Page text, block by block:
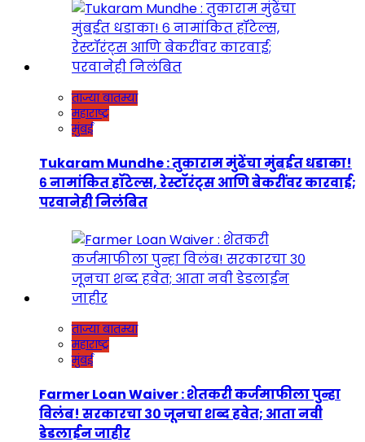
ताज्या बातम्या
महाराष्ट्र
मुंबई
Tukaram Mundhe : तुकाराम मुंढेंचा मुंबईत धडाका!
६ नामांकित हॉटेल्स, रेस्टॉरंट्स आणि बेकरींवर कारवाई;
परवानेही निलंबित
ताज्या बातम्या
महाराष्ट्र
मुंबई
Farmer Loan Waiver : शेतकरी कर्जमाफीला पुन्हा
विलंब! सरकारचा ३० जूनचा शब्द हवेत; आता नवी
डेडलाईन जाहीर